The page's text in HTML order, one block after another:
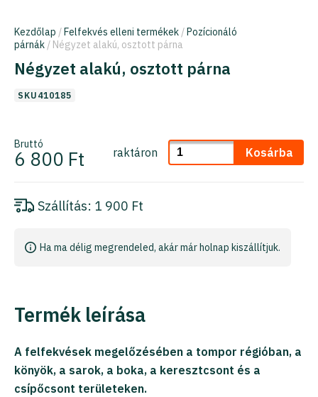
Kezdőlap /Felfekvés elleni termékek /Pozícionáló
párnák / Négyzet alakú, osztott párna
Négyzet alakú, osztott párna
SKU410185
Bruttó
6 800 Ft raktáron Kosárba
Szállítás: 1 900 Ft
Ha ma délig megrendeled, akár már holnap kiszállítjuk.
Termék leírása
A felfekvések megelőzésében a tompor régióban, a
könyök, a sarok, a boka, a keresztcsont és a
csípőcsont területeken.